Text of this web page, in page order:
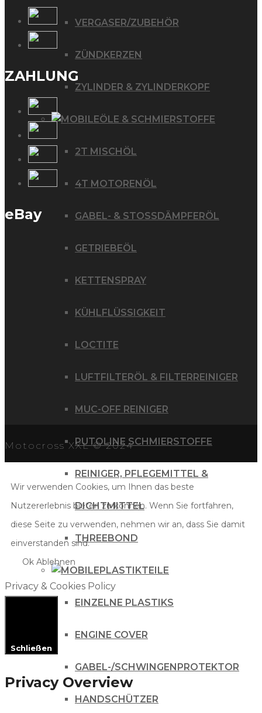
VERGASER/ZUBEHÖR
ZÜNDKERZEN
ZYLINDER & ZYLINDERKOPF
ÖLE & SCHMIERSTOFFE
2T MISCHÖL
4T MOTORENÖL
GABEL- & STOSSDÄMPFERÖL
GETRIEBEÖL
KETTENSPRAY
KÜHLFLÜSSIGKEIT
LOCTITE
LUFTFILTERÖL & FILTERREINIGER
MUC-OFF REINIGER
PUTOLINE SCHMIERSTOFFE
REINIGER, PFLEGEMITTEL &
DICHTMITTEL
THREEBOND
PLASTIKTEILE
EINZELNE PLASTIKS
ENGINE COVER
GABEL-/SCHWINGENPROTEKTOR
HANDSCHÜTZER
ZAHLUNG
eBay
Motocross XXL © 2024
Wir verwenden Cookies, um Ihnen das beste
Nutzererlebnis bieten zu können. Wenn Sie fortfahren,
diese Seite zu verwenden, nehmen wir an, dass Sie damit
einverstanden sind.
Ok Ablehnen
Privacy & Cookies Policy
Schließen
Privacy Overview